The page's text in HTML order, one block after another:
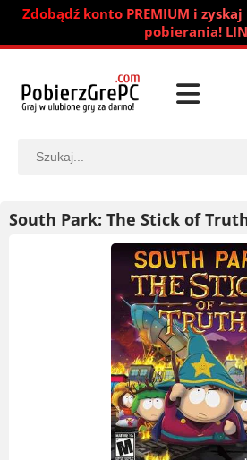
Zdobądź konto PREMIUM i
pobierania!
South Park: The Stick of